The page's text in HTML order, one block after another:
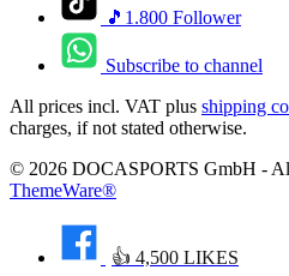
🎵1.800 Follower
Subscribe to channel
All prices incl. VAT plus shipping
charges, if not stated otherwise.
© 2026 DOCASPORTS GmbH -
ThemeWare®
👍 4,500 LIKES